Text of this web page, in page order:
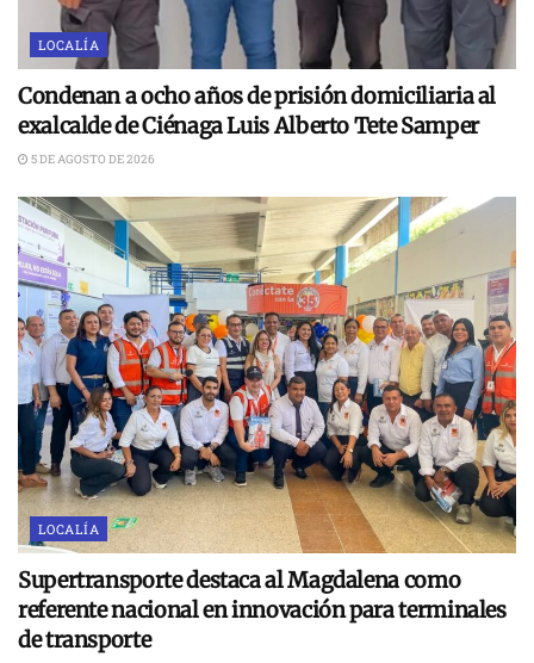
LOCALÍA
Condenan a ocho años de prisión domiciliaria al
exalcalde de Ciénaga Luis Alberto Tete Samper
5 DE AGOSTO DE 2026
LOCALÍA
Supertransporte destaca al Magdalena como
referente nacional en innovación para terminales
de transporte